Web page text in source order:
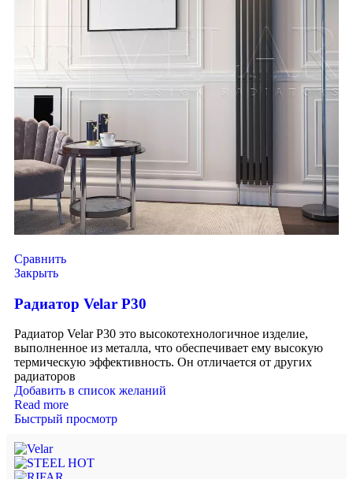
Сравнить
Закрыть
Радиатор Velar P30
Радиатор Velar P30 это высокотехнологичное изделие,
выполненное из металла, что обеспечивает ему высокую
термическую эффективность. Он отличается от других
радиаторов
Добавить в список желаний
Read more
Быстрый просмотр